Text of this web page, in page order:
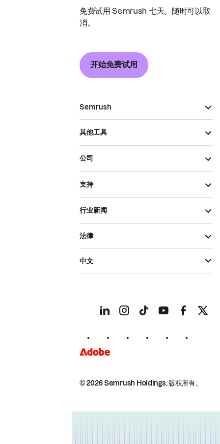
免费试用 Semrush 七天。随时可以取
消。
开始免费试用
Semrush
其他工具
公司
支持
行业新闻
© 2026 Semrush Holdings.版权所有。
法律
中文